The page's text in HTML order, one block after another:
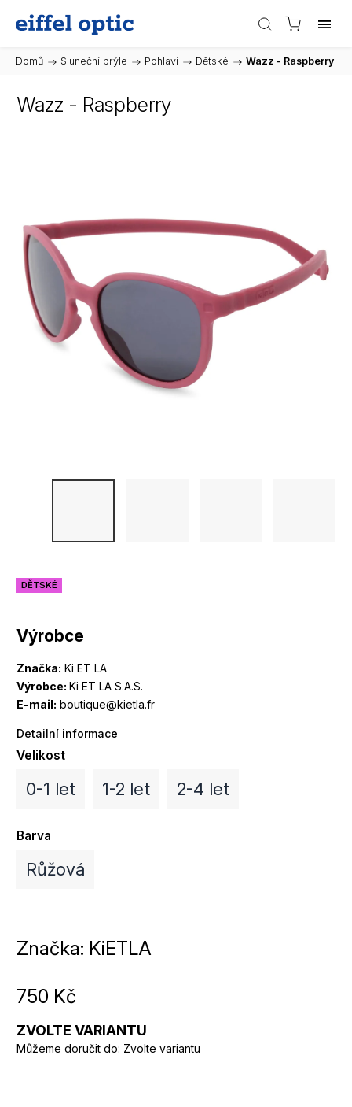
Domů / Sluneční brýle / Pohlaví / Dětské / Wazz - Raspberry
Wazz - Raspberry
Výrobce
Značka: Ki ET LA
Výrobce: Ki ET LA S.A.S.
E-mail: boutique@kietla.fr
Detailní informace
DĚTSKÉ
Velikost
0-1 let 1-2 let 2-4 let
Barva
Růžová
Značka: KiETLA
750 Kč
ZVOLTE VARIANTU
Můžeme doručit do: Zvolte variantu